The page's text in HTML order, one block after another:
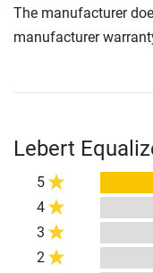
The manufacturer
manufacturer
Lebert
5
4
3
2